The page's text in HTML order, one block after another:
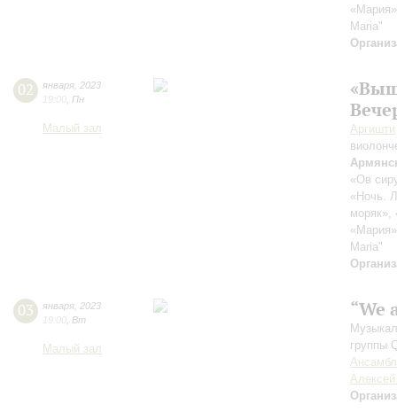
Maria"
02 января 2023
19:00 Пн
Малый зал Аргишти
«Ов
«Ночь.
Maria"
03 января 2023
19:00 Вт
Малый зал
“We
группы